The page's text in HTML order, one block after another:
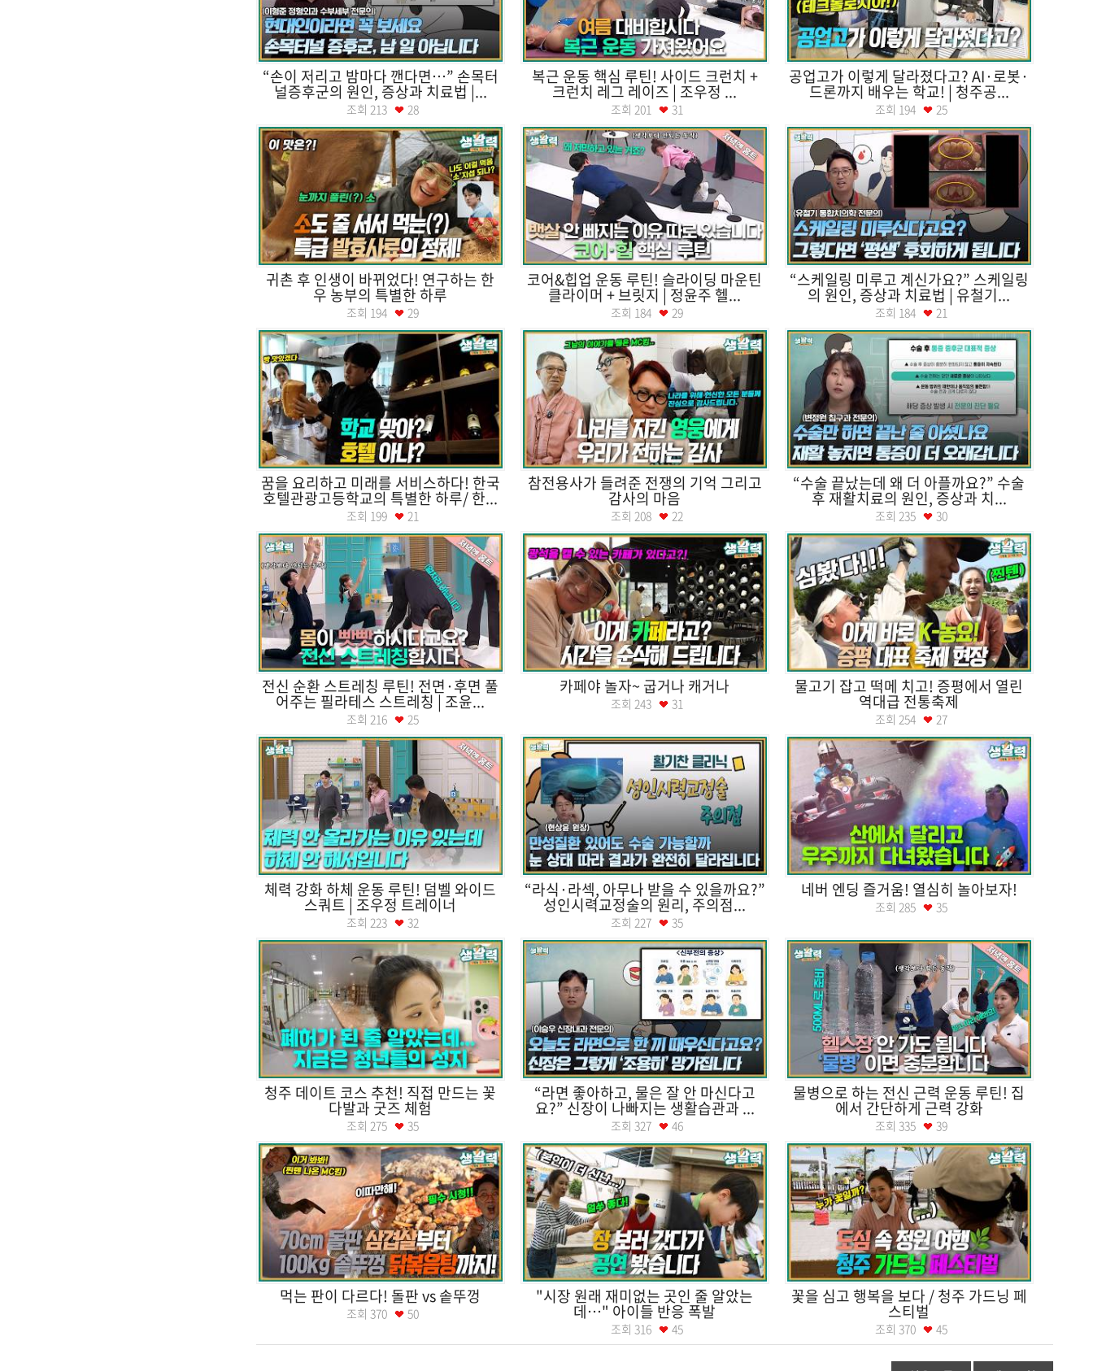
“손이 저리고 밤마다 깬다면…” 손목터
널증후군의 원인, 증상과 치료법 |...
조회 213 28
복근 운동 핵심 루틴! 사이드 크런치 +
크런치 레그 레이즈 | 조우정 ...
조회 201 31
공업고가 이렇게 달라졌다고? AI·로봇·
드론까지 배우는 학교! | 청주공...
조회 194 25
귀촌 후 인생이 바뀌었다! 연구하는 한
우 농부의 특별한 하루
조회 194 29
코어&힙업 운동 루틴! 슬라이딩 마운틴
클라이머 + 브릿지 | 정윤주 헬...
조회 184 29
“스케일링 미루고 계신가요?” 스케일링
의 원인, 증상과 치료법 | 유철기...
조회 184 21
꿈을 요리하고 미래를 서비스하다! 한국
호텔관광고등학교의 특별한 하루/ 한...
조회 199 21
참전용사가 들려준 전쟁의 기억 그리고
감사의 마음
조회 208 22
“수술 끝났는데 왜 더 아플까요?” 수술
후 재활치료의 원인, 증상과 치...
조회 235 30
전신 순환 스트레칭 루틴! 전면·후면 풀
어주는 필라테스 스트레칭 | 조윤...
조회 216 25
카페야 놀자~ 굽거나 캐거나
조회 243 31
물고기 잡고 떡메 치고! 증평에서 열린
역대급 전통축제
조회 254 27
체력 강화 하체 운동 루틴! 덤벨 와이드
스쿼트 | 조우정 트레이너
조회 223 32
“라식·라섹, 아무나 받을 수 있을까요?”
성인시력교정술의 원리, 주의점...
조회 227 35
네버 엔딩 즐거움! 열심히 놀아보자!
조회 285 35
청주 데이트 코스 추천! 직접 만드는 꽃
다발과 굿즈 체험
조회 275 35
“라면 좋아하고, 물은 잘 안 마신다고
요?” 신장이 나빠지는 생활습관과 ...
조회 327 46
물병으로 하는 전신 근력 운동 루틴! 집
에서 간단하게 근력 강화
조회 335 39
먹는 판이 다르다! 돌판 vs 솥뚜껑
조회 370 50
"시장 원래 재미없는 곳인 줄 알았는
데…" 아이들 반응 폭발
조회 316 45
꽃을 심고 행복을 보다 / 청주 가드닝 페
스티벌
조회 370 45